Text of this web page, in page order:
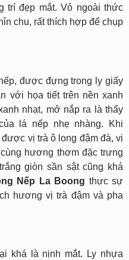
trí đẹp mắt. Vỏ ngoài thức
chu, rất thích hợp để chụp
được đựng trong ly giấy
với họa tiết trên nền xanh
nhạt, mở nắp ra là thấy
lá nếp nhẹ nhàng. Khi
vị trà ô long đậm đà, vị
hương thơm đặc trưng
giòn sần sật cũng khá
Nếp La Boong thực sự
hương vị trà đậm và pha
khá là nịnh mắt. Ly nhựa